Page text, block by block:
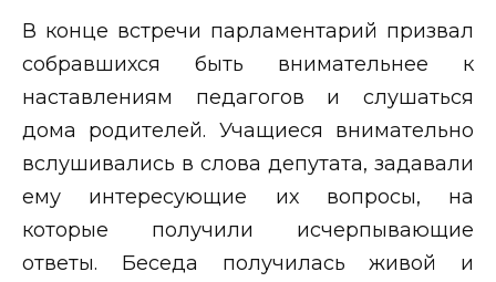
В конце встречи парламентарий призвал
собравшихся быть внимательнее к
наставлениям педагогов и слушаться
дома родителей. Учащиеся внимательно
вслушивались в слова депутата, задавали
ему интересующие их вопросы, на
которые получили исчерпывающие
ответы. Беседа получилась живой и